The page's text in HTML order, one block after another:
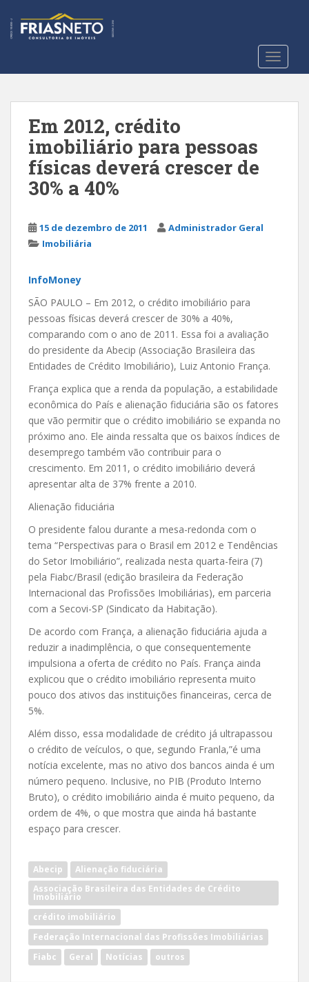
t
Em 2012, crédito
imobiliário para pessoas
físicas deverá crescer de
30% a 40%
15 de dezembro de 2011
Administrador Geral
Imobiliária
InfoMoney
SÃO PAULO – Em 2012, o crédito imobiliário para
pessoas físicas deverá crescer de 30% a 40%,
comparando com o ano de 2011. Essa foi a avaliação
do presidente da Abecip (Associação Brasileira das
Entidades de Crédito Imobiliário), Luiz Antonio França.
França explica que a renda da população, a estabilidade
econômica do País e alienação fiduciária são os fatores
que vão permitir que o crédito imobiliário se expanda no
próximo ano. Ele ainda ressalta que os baixos índices de
desemprego também vão contribuir para o
crescimento. Em 2011, o crédito imobiliário deverá
apresentar alta de 37% frente a 2010.
Alienação fiduciária
O presidente falou durante a mesa-redonda com o
tema “Perspectivas para o Brasil em 2012 e Tendências
do Setor Imobiliário”, realizada nesta quarta-feira (7)
pela Fiabc/Brasil (edição brasileira da Federação
Internacional das Profissões Imobiliárias), em parceria
com a Secovi-SP (Sindicato da Habitação).
De acordo com França, a alienação fiduciária ajuda a
reduzir a inadimplência, o que consequentemente
impulsiona a oferta de crédito no País. França ainda
explicou que o crédito imobiliário representa muito
pouco dos ativos das instituições financeiras, cerca de
5%.
Além disso, essa modalidade de crédito já ultrapassou
o crédito de veículos, o que, segundo Franla,”é uma
notícia excelente, mas no ativo dos bancos ainda é um
número pequeno. Inclusive, no PIB (Produto Interno
Bruto), o crédito imobiliário ainda é muito pequeno, da
ordem de 4%, o que mostra que ainda há bastante
espaço para crescer.
Abecip
Alienação fiduciária
Associação Brasileira das Entidades de Crédito
Imobiliário
crédito imobiliário
Federação Internacional das Profissões Imobiliárias
Fiabc
Geral Notícias outros